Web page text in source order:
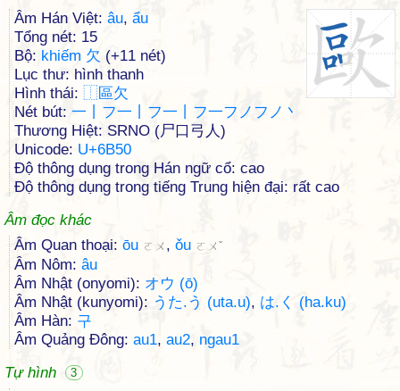
Âm Hán Việt: âu, ẩu
Tổng nét: 15
Bộ: khiếm 欠 (+11 nét)
Lục thư: hình thanh
Hình thái: ⿰區欠
Nét bút: 一丨フ一丨フ一丨フ一フノフノ丶
Thương Hiệt: SRNO (尸口弓人)
Unicode: U+6B50
Độ thông dụng trong Hán ngữ cổ: cao
Độ thông dụng trong tiếng Trung hiện đại: rất cao
Âm đọc khác
Âm Quan thoại: ōu ㄛㄨ , ǒu ㄛㄨˇ
Âm Nôm: âu
Âm Nhật (onyomi): オウ (ō)
Âm Nhật (kunyomi): うた.う (uta.u), は.く (ha.ku)
Âm Hàn: 구
Âm Quảng Đông: au1, au2, ngau1
Tự hình
3